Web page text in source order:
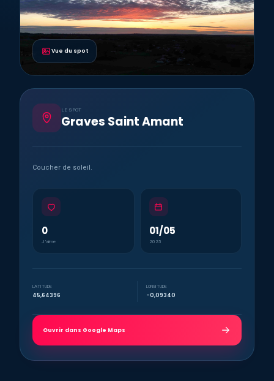
Vue du spot
LE SPOT
Graves Saint Amant
Coucher de soleil.
0
J’aime
01/05
2025
LATITUDE
45,64396
LONGITUDE
-0,09340
Ouvrir dans Google Maps